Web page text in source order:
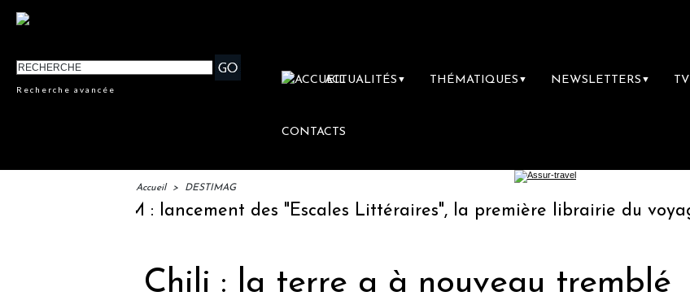
Recherche avancée
ACTUALITÉS ▼ THÉMATIQUES ▼ NEWSLETTERS ▼ TV
CONTACTS
Accueil > DESTIMAG
IFTM : lancement des "Escales Littéraires", la première librairie du voyage
Chili : la terre a à nouveau tremblé